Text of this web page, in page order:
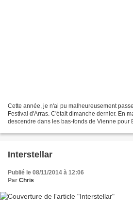
Cette année, je n'ai pu malheureusement
Festival d'Arras. C'était dimanche dernier. En
descendre dans les bas-fonds de Vienne pour
Interstellar
Publié le 08/11/2014 à 12:06
Par Chris